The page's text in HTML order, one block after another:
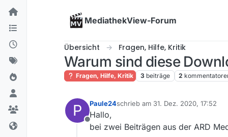
Skip to content
MediathekView-Forum
Übersicht Fragen, Hilfe, Kritik
Warum sind diese
Fragen, Hilfe, Kritik 3 beiträge 2
P
Offline
Paule24schrieb am 31. Dez. 2020, 17:52
zuletzt editiert von
Hallo,
bei zwei Beiträgen aus der ARD